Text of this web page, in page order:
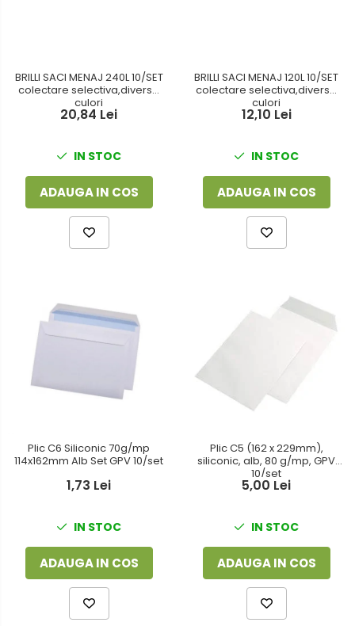
BRILLI SACI MENAJ 240L 10/SET
colectare selectiva,diverse
culori
20,84 Lei
IN STOC
ADAUGA IN COS
BRILLI SACI MENAJ 120L 10/SET
colectare selectiva,diverse
culori
12,10 Lei
IN STOC
ADAUGA IN COS
Plic C6 Siliconic 70g/mp
114x162mm Alb Set GPV 10/set
1,73 Lei
IN STOC
ADAUGA IN COS
Plic C5 (162 x 229mm),
siliconic, alb, 80 g/mp, GPV
10/set
5,00 Lei
IN STOC
ADAUGA IN COS